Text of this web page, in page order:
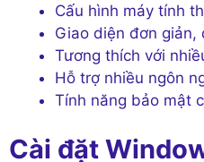
Cấu hình máy tính
Giao diện đơn giản,
Tương thích với
Hỗ trợ nhiều ngôn
Tính năng bảo mật
Cài đặt